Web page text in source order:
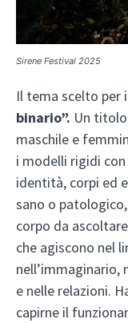
Sirene Festival 2025
Il tema scelto per
binario”. Un
maschile e
i modelli rigidi
identità, corpi ed
sano o
corpo da
che agiscono nel
nell’immaginario,
e nelle relazioni.
capirne il